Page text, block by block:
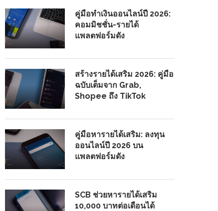
คู่มือทำเงินออนไลน์ปี 2026:
คอมมิชชั่น-รายได้
แพลตฟอร์มดัง
สร้างรายได้เสริม 2026: คู่มือ
ฉบับเต็มจาก Grab,
Shopee ถึง TikTok
คู่มือหารายได้เสริม: ลงทุน
ออนไลน์ปี 2026 บน
แพลตฟอร์มดัง
SCB ช่วยหารายได้เสริม
10,000 บาทต่อเดือนได้